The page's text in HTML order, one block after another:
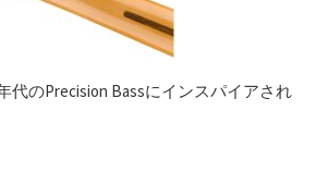
代のPrecision Bassにインスパイアされ